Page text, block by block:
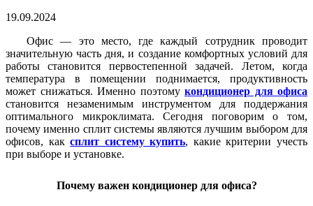
19.09.2024
Офис — это место, где каждый сотрудник проводит
значительную часть дня, и создание комфортных условий для
работы становится первостепенной задачей. Летом, когда
температура в помещении поднимается, продуктивность
может снижаться. Именно поэтому кондиционер для офиса
становится незаменимым инструментом для поддержания
оптимального микроклимата. Сегодня поговорим о том,
почему именно сплит системы являются лучшим выбором для
офисов, каксплит систему купить, какие критерии учесть
при выборе и установке.
Почему важен кондиционер для офиса?